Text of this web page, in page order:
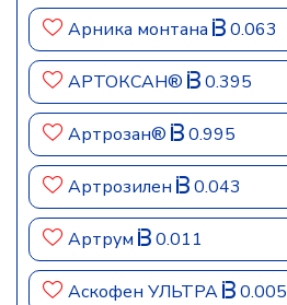
Арника монтана 0.063
АРТОКСАН® 0.395
Артрозан® 0.995
Артрозилен 0.043
Артрум 0.011
Аскофен УЛЬТРА 0.005